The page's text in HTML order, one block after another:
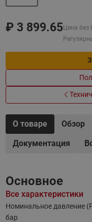
₽ 3 899.65 Цена без
О товаре Обзор
Документация
Основное
Все характеристики
Номинальное давление
бар